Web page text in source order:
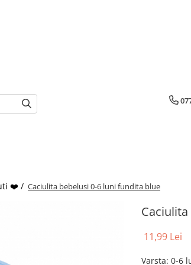
❤️ / Caciulita bebelusi 0-6 luni fundita blue
11,99 Lei
Varsta: 0-6